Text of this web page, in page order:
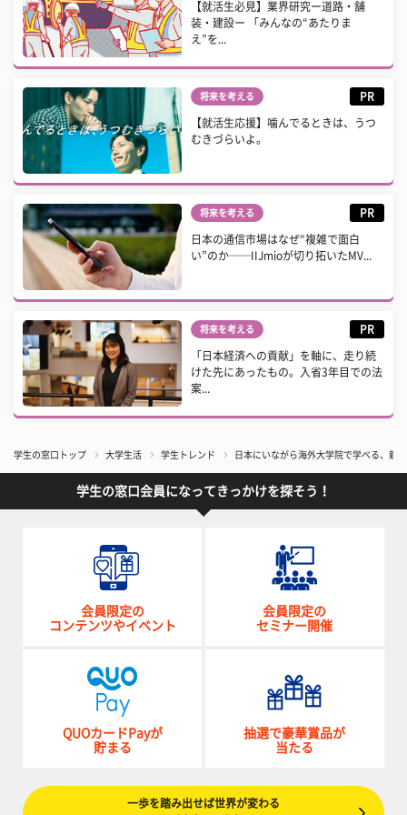
【就活生必見】業界研究ー道路・舗
装・建設ー 「みんなの“あたりま
え”を...
将来を考える PR
【就活生応援】噛んでるときは、うつ
むきづらいよ。
将来を考える PR
日本の通信市場はなぜ“複雑で面白
い”のか──IIJmioが切り拓いたMV...
将来を考える PR
「日本経済への貢献」を軸に、走り続
けた先にあったもの。入省3年目での法
案...
学生の窓口トップ 大学生活 学生トレンド 日本にいながら海外大学院で学べる、新
学生の窓口会員になってきっかけを探そう！
会員限定の
コンテンツやイベント
会員限定の
セミナー開催
QUOカードPayが
貯まる
抽選で豪華賞品が
当たる
一歩を踏み出せば世界が変わる